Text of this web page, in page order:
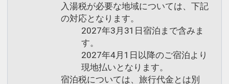
入湯税が必要な地域については、下記
の対応となります。
2027年3月31日宿泊まで含みま
す。
2027年4月1日以降のご宿泊より
現地払いとなります。
宿泊税については、旅行代金とは別